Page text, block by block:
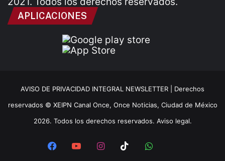
APLICACIONES
AVISO DE PRIVACIDAD INTEGRAL NEWSLETTER | Derechos
reservados © XEIPN Canal Once, Once Noticias, Ciudad de México
2026. Todos los derechos reservados. Aviso legal.
FacebookYouTubeInstagram
TikTokWhatsApp